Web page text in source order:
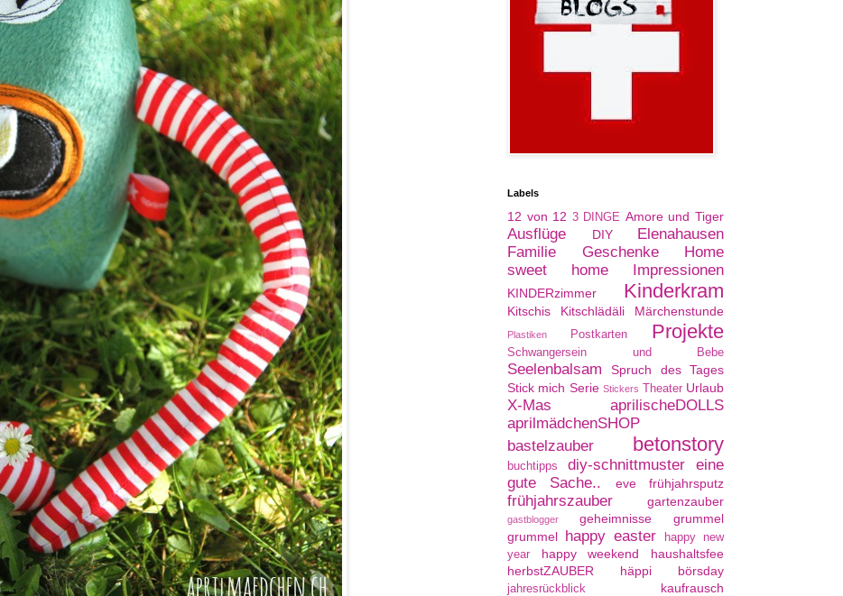
Labels
12 von 12 3 DINGE Amore und Tiger
Ausflüge DIY
Elenahausen
Familie
Geschenke
Home
sweet home
Impressionen
KINDERzimmer Kinderkram
Kitschis Kitschlädäli Märchenstunde
Plastiken Postkarten Projekte
Schwangersein und Bebe
Seelenbalsam
Spruch des Tages
Stick mich Serie Stickers Theater Urlaub
X-Mas
aprilischeDOLLS
aprilmädchenSHOP
bastelzauber
betonstory
buchtipps diy-schnittmuster
eine
gute Sache..
eve frühjahrsputz
frühjahrszauber gartenzauber
gastblogger geheimnisse
grummel
grummel happy easter
happy new
year
happy weekend
haushaltsfee
herbstZAUBER
häppi börsday
jahresrückblick
kaufrausch